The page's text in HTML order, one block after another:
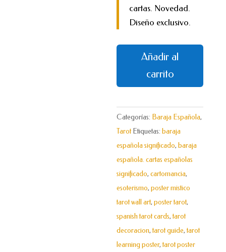
cartas. Novedad.
Diseño exclusivo.
Española
Añadir al
carrito
Categorías: Baraja Española,
Tarot Etiquetas: baraja
española significado, baraja
española. cartas españolas
significado,cartomancia,
esoterismo,poster mistico
tarot wall art,poster tarot,
spanish tarot cards,tarot
decoracion,tarot guide,tarot
learning poster,tarot poster